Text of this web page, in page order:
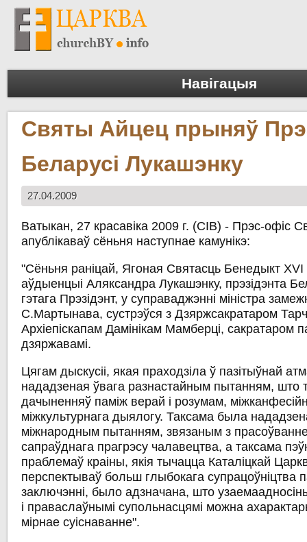
Навігацыя
Святы Айцец прыняў
Беларусі Лукашэнку
27.04.2009
Ватыкан, 27 красавіка 2009 г. (СІВ) - Прэс-офіс
апублікаваў сёньня наступнае камунікэ:
"Сёньня раніцай, Ягоная Святасць Бенедыкт
аўдыенцыі Аляксандра Лукашэнку, прэзідэнта
гэтага Прэзідэнт, у суправаджэнні міністра
С.Мартынава, сустрэўся з Дзяржсакратаром
Архіепіскапам Дамінікам Мамберці, сакратаром
дзяржавамі.
Цягам дыскусіі, якая праходзіла ў пазітыўнай
нададзеная ўвага разнастайным пытанням, што
дачыненняў паміж верай і розумам,
міжкультурнага дыялогу. Таксама была
міжнародным пытанням, звязаным з
сапраўднага прагрэсу чалавецтва, а таксама
праблемаў краіны, якія тычацца Каталіцкай
перспектываў больш глыбокага супрацоўніцтва
заключэнні, было адзначана, што узаемаадносіны
і праваслаўнымі супольнасцямі можна
мірнае суіснаванне".